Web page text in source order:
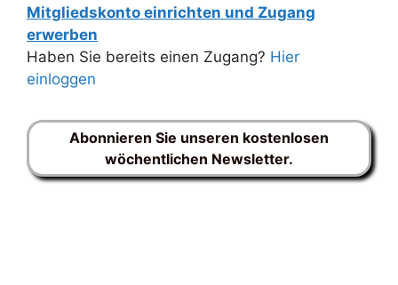
Mitgliedskonto einrichten und Zugang
erwerben
Haben Sie bereits einen Zugang? Hier
einloggen
Abonnieren Sie unseren kostenlosen
wöchentlichen Newsletter.